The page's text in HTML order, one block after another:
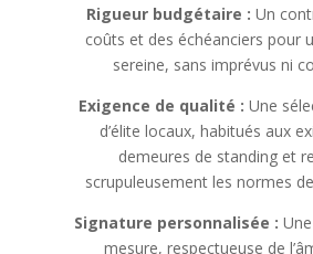
Rigueur budgétaire : Un
coûts et des échéanciers pour
sereine, sans imprévus ni
Exigence de qualité : Une
d’élite locaux, habitués aux
demeures de standing et
scrupuleusement les normes
Signature personnalisée :
mesure, respectueuse de